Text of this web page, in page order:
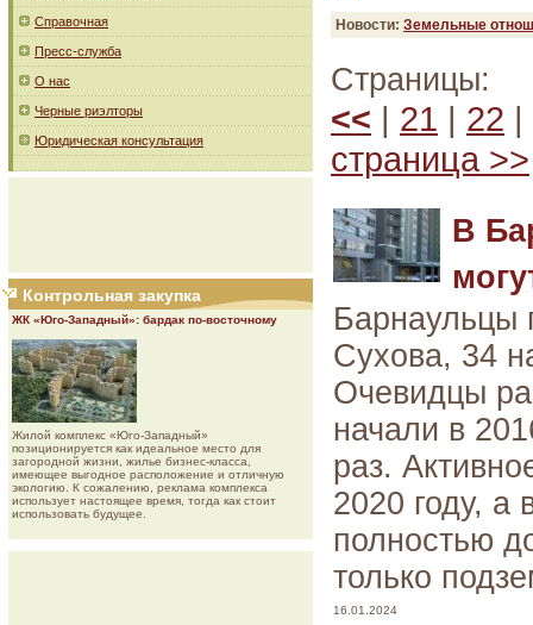
Справочная
Пресс-служба
О нас
Черные риэлторы
Юридическая консультация
Контрольная закупка
ЖК «Юго-Западный»: бардак по-восточному
Жилой комплекс «Юго-Западный»
позиционируется как идеальное место для
загородной жизни, жилье бизнес-класса,
имеющее выгодное расположение и отличную
экологию. К сожалению, реклама комплекса
использует настоящее время, тогда как стоит
использовать будущее.
Новости: Земельные
Страницы:
<< | 21 | 22 |
страница >>
В
Барнаульцы
Сухова, 34
Очевидцы
начали в
раз.
2020 году, а
полностью
только
16.01.2024